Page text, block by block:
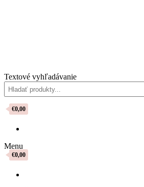
Textové vyhľadávanie
€0,00
Menu
€0,00